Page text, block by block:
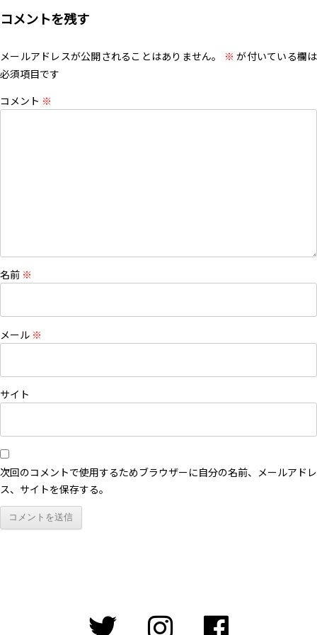
コメントを残す
メールアドレスが公開されることはありません。 ※ が付いている欄は
必須項目です
コメント ※
名前 ※
メール ※
サイト
次回のコメントで使用するためブラウザーに自分の名前、メールアドレ
ス、サイトを保存する。